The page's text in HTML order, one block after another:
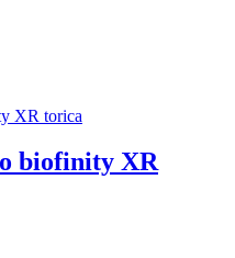
biofinity XR